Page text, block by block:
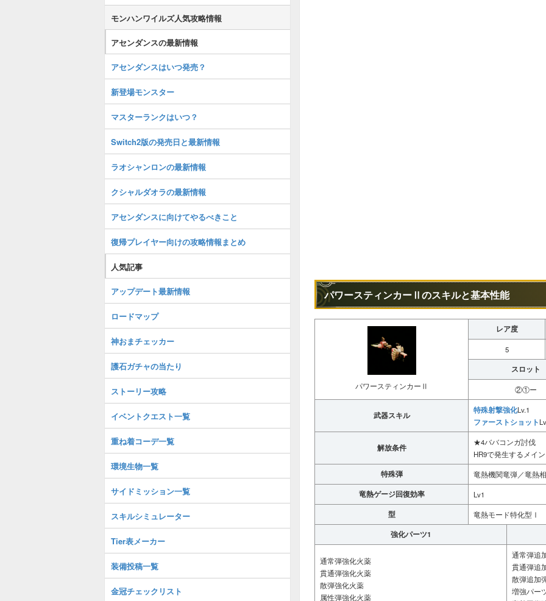
パワースティンカーⅡのスキルと基本性能
パワースティンカーⅡ
レア度
5
スロット
②①ー
武器スキル
特殊射撃強化Lv.1
ファーストショット
解放条件
★4ババコンガ討伐
HR9で発生するメイ
特殊弾 竜熱機関竜弾／竜熱
竜熱ゲージ回復効率 Lv1
型 竜熱モード特化型Ⅰ
強化パーツ1
通常弾強化火薬
貫通弾強化火薬
散弾強化火薬
属性弾強化火薬
通常弾追
貫通弾追
散弾追加
増強パー
モンハンワイルズ人気攻略情報
アセンダンスの最新情報
アセンダンスはいつ発売？
新登場モンスター
マスターランクはいつ？
Switch2版の発売日と最新情報
ラオシャンロンの最新情報
クシャルダオラの最新情報
アセンダンスに向けてやるべきこと
復帰プレイヤー向けの攻略情報まとめ
人気記事
アップデート最新情報
ロードマップ
神おまチェッカー
護石ガチャの当たり
ストーリー攻略
イベントクエスト一覧
重ね着コーデ一覧
環境生物一覧
サイドミッション一覧
スキルシミュレーター
Tier表メーカー
装備投稿一覧
金冠チェックリスト